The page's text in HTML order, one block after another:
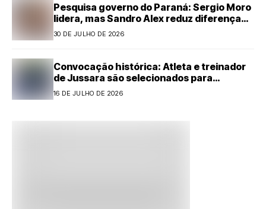
Pesquisa governo do Paraná: Sergio Moro
lidera, mas Sandro Alex reduz diferença
com forte alta
30 DE JULHO DE 2026
Convocação histórica: Atleta e treinador
de Jussara são selecionados para
representar o Paraná no Handebol
16 DE JULHO DE 2026